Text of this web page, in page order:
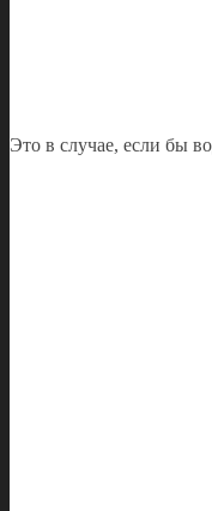
Это в случае, если бы